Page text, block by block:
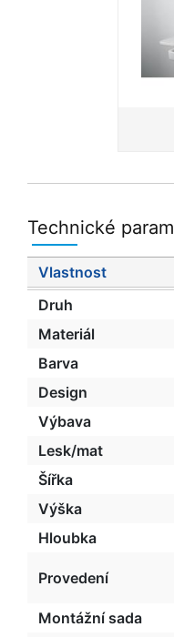
Technické
Vlastnost
Druh
Materiál
Barva
Design
Výbava
Lesk/mat
Šířka
Výška
Hloubka
Provedení
Montážní sada